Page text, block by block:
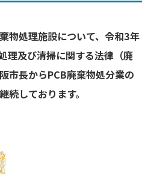
物処理施設について、令和3年
理及び清掃に関する法律（廃
市長からPCB廃棄物処分業の
続しております。